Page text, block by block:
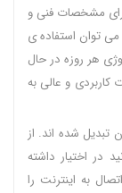
دارای مشخصات فنی و
می توان استفاده ی
هر روزه در حال
و عالی به
تبدیل شده اند. از
در اختیار داشته
به اینترنت را